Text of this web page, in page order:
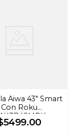
Aiwa 43" Smart
Con Roku
5499.00